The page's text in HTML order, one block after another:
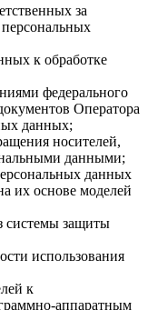
за
к обработке
федерального
Оператора
данных;
носителей,
данными;
данных
их основе моделей
системы защиты
использования
к
аппаратным